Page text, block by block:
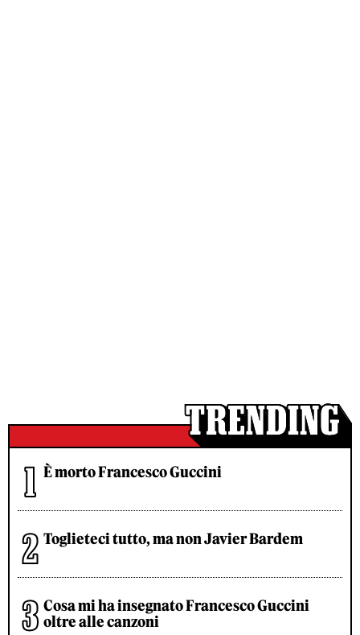
È morto Francesco Guccini
Toglieteci tutto, ma non Javier Bardem
Cosa mi ha insegnato Francesco Guccini
oltre alle canzoni